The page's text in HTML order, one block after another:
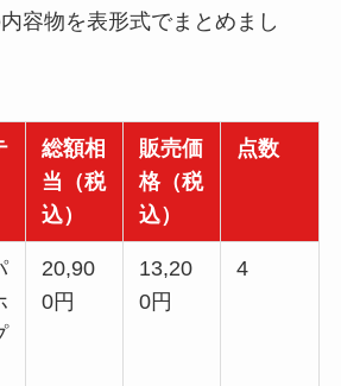
容物を表形式でまとめまし
総額相
当（税
込）
販売価
格（税
込）
点数
20,90
0円
13,20
0円
4